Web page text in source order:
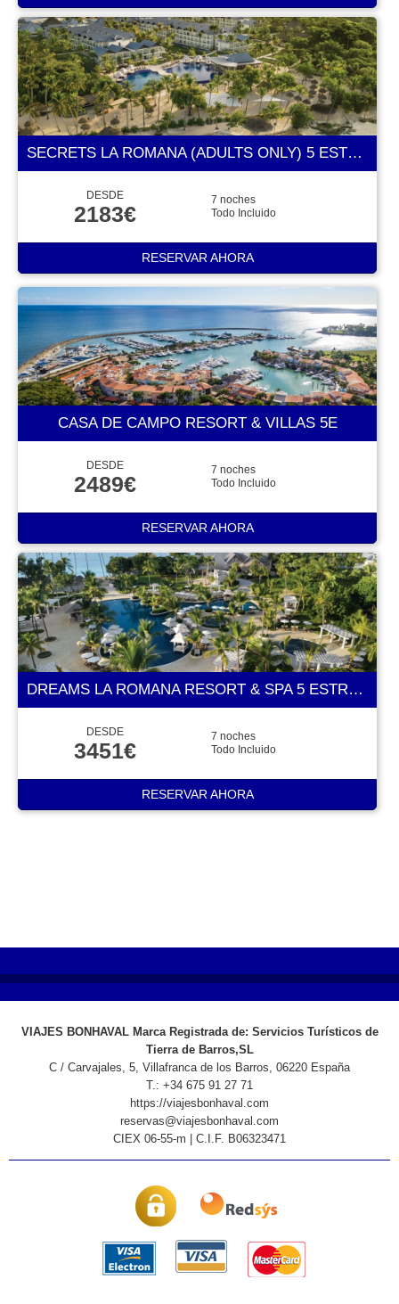
SECRETS LA ROMANA (ADULTS ONLY) 5 ESTRELLAS
DESDE
2183€
7 noches
Todo Incluido
RESERVAR AHORA
CASA DE CAMPO RESORT & VILLAS 5E
DESDE
2489€
7 noches
Todo Incluido
RESERVAR AHORA
DREAMS LA ROMANA RESORT & SPA 5 ESTRELLAS
DESDE
3451€
7 noches
Todo Incluido
RESERVAR AHORA
VIAJES BONHAVAL Marca Registrada de: Servicios Turísticos de
Tierra de Barros,SL
C / Carvajales, 5, Villafranca de los Barros, 06220 España
T.: +34 675 91 27 71
https://viajesbonhaval.com
reservas@viajesbonhaval.com
CIEX 06-55-m | C.I.F. B06323471